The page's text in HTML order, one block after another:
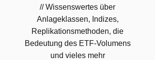
// Wissenswertes über
Anlageklassen, Indizes,
Replikationsmethoden, die
Bedeutung des ETF-Volumens
und vieles mehr